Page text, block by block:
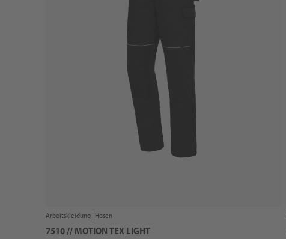
Arbeitskleidung | Hosen
7510 // MOTION TEX LIGHT